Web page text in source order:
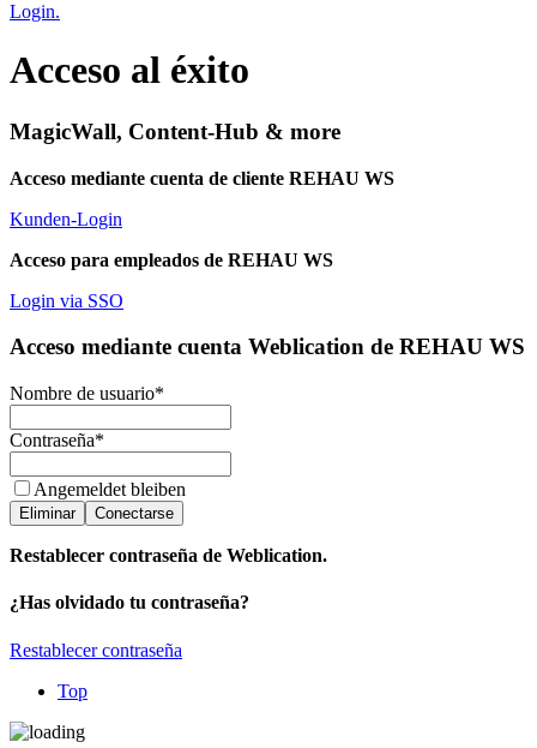
Login.
Acceso al éxito
MagicWall, Content-Hub & more
Acceso mediante cuenta de cliente REHAU WS
Kunden-Login
Acceso para empleados de REHAU WS
Login via SSO
Acceso mediante cuenta Weblication de REHAU WS
Nombre de usuario*
Contraseña*
Angemeldet bleiben
Eliminar Conectarse
Restablecer contraseña de Weblication.
¿Has olvidado tu contraseña?
Restablecer contraseña
Top